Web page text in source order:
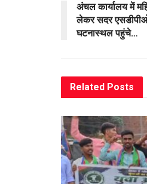
अंचल कार्यालय में
लेकर सदर
घटनास्थल पहुंचे…
Related Posts